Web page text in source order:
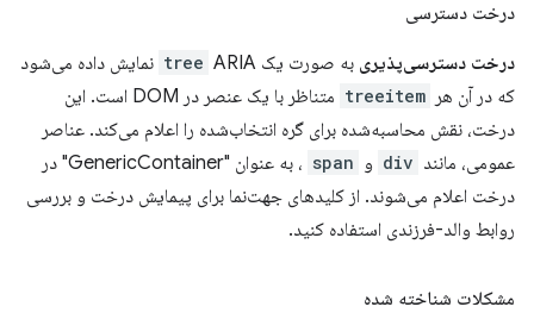
درخت دسترسی
درخت دسترسی‌پذیری به صورت یک tree ARIA نمایش داده می‌شود
که در آن هر treeitem
متناظر با یک عنصر در DOM است. این
درخت، نقش محاسبه‌شده برای گره انتخاب‌شده را اعلام می‌کند. عناصر
عمومی، مانند div و span
، به عنوان "GenericContainer" در
درخت اعلام می‌شوند. از کلیدهای جهت‌نما برای پیمایش درخت و بررسی
روابط والد-فرزندی استفاده کنید.
مشکلات شناخته شده